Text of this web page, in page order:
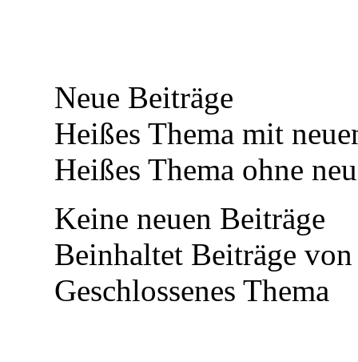
Neue Beiträge
Heißes Thema mit
Heißes Thema ohne
Keine neuen Beiträge
Beinhaltet Beiträge
Geschlossenes Thema